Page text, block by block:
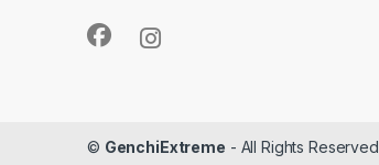
© GenchiExtreme - All Rights Reserved